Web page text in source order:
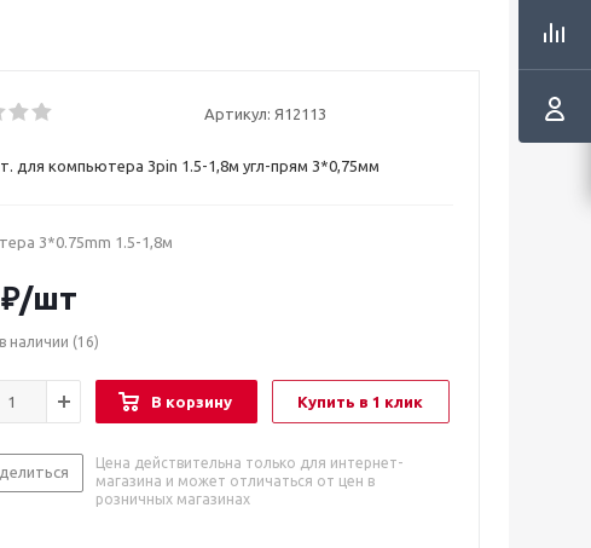
Артикул: Я12113
для компьютера 3pin 1.5-1,8м угл-прям 3*0,75мм
3*0.75mm 1.5-1,8м
₽/шт
наличии (16)
В корзину Купить в 1 клик
Цена действительна только для интернет-
магазина и может отличаться от цен в
розничных магазинах